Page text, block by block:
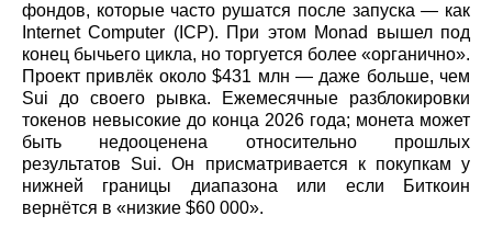
фондов, которые часто рушатся после запуска — как
Internet Computer (ICP). При этом Monad вышел под
конец бычьего цикла, но торгуется более «органично».
Проект привлёк около $431 млн — даже больше, чем
Sui до своего рывка. Ежемесячные разблокировки
токенов невысокие до конца 2026 года; монета может
быть недооценена относительно прошлых
результатов Sui. Он присматривается к покупкам у
нижней границы диапазона или если Биткоин
вернётся в «низкие $60 000».